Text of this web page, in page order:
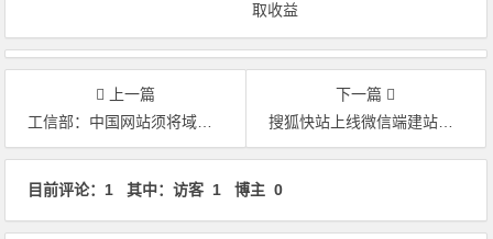
取收益
上一篇
工信部：中国网站须将域名转移至境内
下一篇
搜狐快站上线微信端建站功能
目前评论：1 其中：访客 1 博主 0